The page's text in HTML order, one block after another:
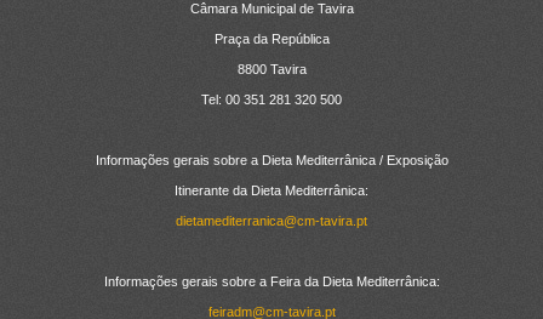
Câmara Municipal de Tavira
Praça da República
8800 Tavira
Tel: 00 351 281 320 500
Informações gerais sobre a Dieta Mediterrânica / Exposição
Itinerante da Dieta Mediterrânica:
dietamediterranica@cm-tavira.pt
Informações gerais sobre a Feira da Dieta Mediterrânica:
feiradm@cm-tavira.pt